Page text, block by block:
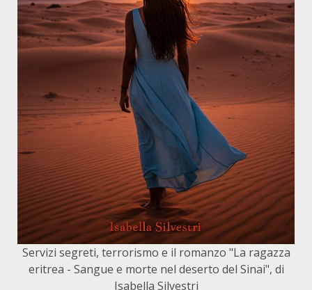
Servizi segreti, terrorismo e il romanzo "La ragazza
eritrea - Sangue e morte nel deserto del Sinai", di
Isabella Silvestri